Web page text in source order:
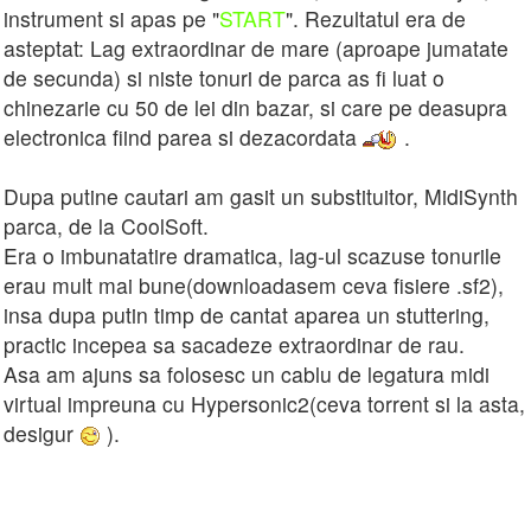
instrument si apas pe "START". Rezultatul era de
asteptat: Lag extraordinar de mare (aproape jumatate
de secunda) si niste tonuri de parca as fi luat o
chinezarie cu 50 de lei din bazar, si care pe deasupra
electronica fiind parea si dezacordata
.
Dupa putine cautari am gasit un substituitor, MidiSynth
parca, de la CoolSoft.
Era o imbunatatire dramatica, lag-ul scazuse tonurile
erau mult mai bune(downloadasem ceva fisiere .sf2),
insa dupa putin timp de cantat aparea un stuttering,
practic incepea sa sacadeze extraordinar de rau.
Asa am ajuns sa folosesc un cablu de legatura midi
virtual impreuna cu Hypersonic2(ceva torrent si la asta,
desigur
).